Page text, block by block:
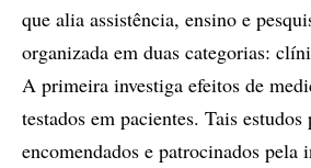
que alia assistência, ensino e
organizada em duas categorias:
A primeira investiga efeitos de
testados em pacientes. Tais estudos
encomendados e patrocinados pela